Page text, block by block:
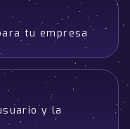
tu empresa
y la